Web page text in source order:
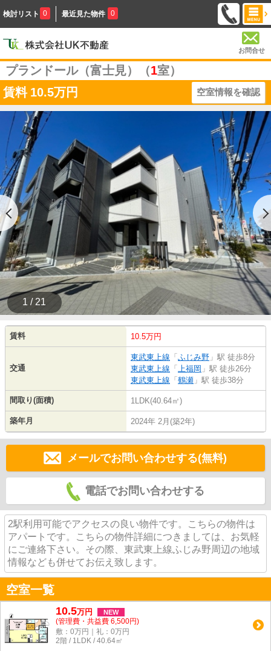
検討リスト 0 最近見た物件 0
お問合せ
プランドール（富士見）（1室）
賃料 10.5万円 空室情報を確認
1 / 21
賃料 10.5万円
交通
東武東上線 「 ふじみ野 」駅 徒歩8分
東武東上線 「 上福岡 」駅 徒歩26分
東武東上線 「 鶴瀬 」駅 徒歩38分
間取り(面積) 1LDK(40.64㎡)
築年月 2024年 2月(築2年)
メールでお問い合わせする(無料)
電話でお問い合わせする
2駅利用可能でアクセスの良い物件です。こちらの物件は
アパートです。こちらの物件詳細につきましては、お気軽
にご連絡下さい。その際、東武東上線ふじみ野周辺の地域
情報なども併せてお伝え致します。
空室一覧
10.5万円 NEW
(管理費・共益費 6,500円)
敷：0万円｜礼：0万円
2階 / 1LDK / 40.64㎡